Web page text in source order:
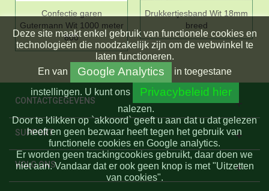
Confectie garen
Gutermann Wit 1000 meter
800
Drukkertjesband Wit 18mm
breed
CONTACTGEGEVENS
SUPPORT
VOLG ONS
Deze site maakt enkel gebruik van functionele cookies en
technologieën die noodzakelijk zijn om de webwinkel te
laten functioneren.
En van Google Analytics
in toegestane
instellingen. U kunt ons Privacybeleid hier
nalezen.
Door te klikken op `akkoord` geeft u aan dat u dat gelezen
heeft en geen bezwaar heeft tegen het gebruik van
functionele cookies en Google analytics.
Er worden geen trackingcookies gebruikt, daar doen we
niet aan. Vandaar dat er ook geen knop is met "Uitzetten
van cookies".